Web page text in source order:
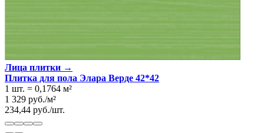
Лица плитки →
Плитка для пола Элара Верде 42*42
1 шт. = 0,1764 м²
1 329 руб./м²
234,44 руб./шт.